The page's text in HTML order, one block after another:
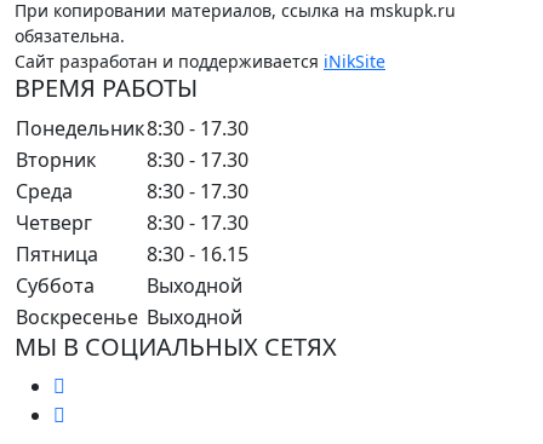
При копировании материалов, ссылка на mskupk.ru
обязательна.
Сайт разработан и поддерживается iNikSite
ВРЕМЯ РАБОТЫ
Понедельник8:30 - 17.30
Вторник
8:30 - 17.30
Среда
8:30 - 17.30
Четверг
8:30 - 17.30
Пятница
8:30 - 16.15
Суббота
Выходной
Воскресенье Выходной
МЫ В СОЦИАЛЬНЫХ СЕТЯХ